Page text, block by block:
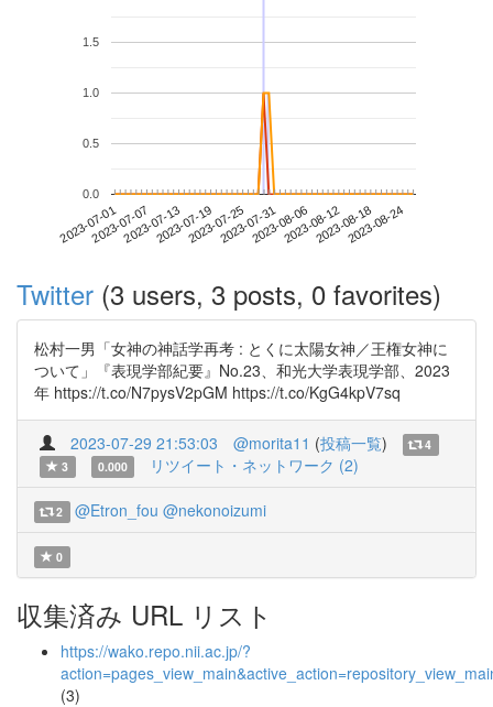
2023-07-012023-07-072023-07-132023-07-192023-07-252023-07-312023-08-062023-08-122023-08-182023-08-24
0.0
0.5
1.0
1.5
Twitter (3 users, 3 posts, 0 favorites)
松村一男「女神の神話学再考 : とくに太陽女神／王権女神に
ついて」『表現学部紀要』No.23、和光大学表現学部、2023
年 https://t.co/N7pysV2pGM https://t.co/KgG4kpV7sq
2023-07-29 21:53:03 @morita11 (投稿一覧)
4
3
0.000 リツイート・ネットワーク (2)
2 @Etron_fou @nekonoizumi
0
収集済み URL リスト
https://wako.repo.nii.ac.jp/?
(3)